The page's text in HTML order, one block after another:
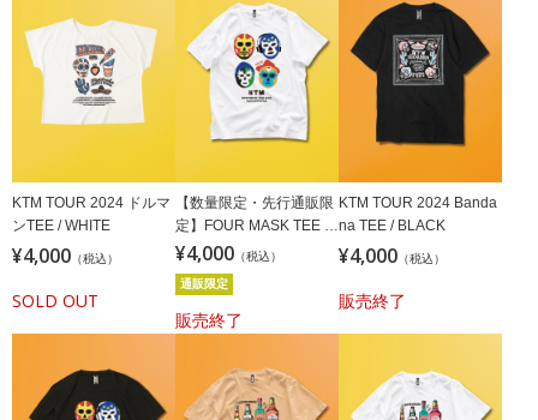
KTM TOUR 2024 ドルマ
ンTEE / WHITE
¥4,000 （税込）
SOLD OUT
【数量限定・先行通販限
定】FOUR MASK TEE /
WHITE
¥4,000 （税込）
通販限定
販売終了
KTM TOUR 2024 Banda
na TEE / BLACK
¥4,000 （税込）
販売終了